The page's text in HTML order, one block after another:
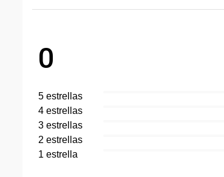
0
5 estrellas
4 estrellas
3 estrellas
2 estrellas
1 estrella